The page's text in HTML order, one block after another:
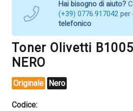
Hai bisogno di aiuto?
(+39) 0776.917042 per
telefonico
Toner Olivetti
NERO
Originale Nero
Codice: